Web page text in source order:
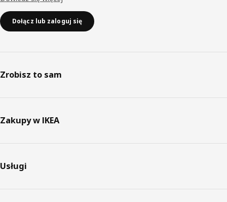
Dołącz lub zaloguj się
Zrobisz to sam
Zakupy w IKEA
Usługi